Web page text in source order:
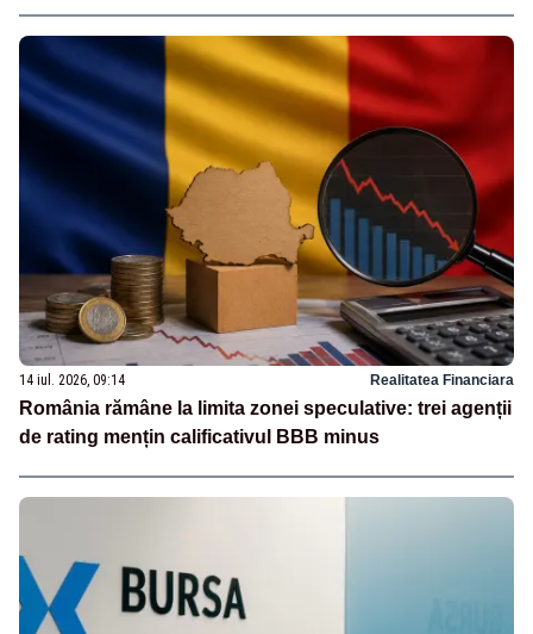
14 iul. 2026, 09:14 Realitatea Financiara
România rămâne la limita zonei speculative: trei agenții
de rating mențin calificativul BBB minus